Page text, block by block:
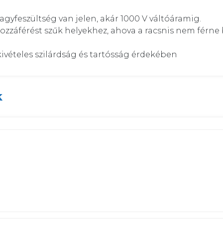
van jelen, akár 1000 V váltóáramig.
szűk helyekhez, ahova a racsnis nem férne
szilárdság és tartósság érdekében